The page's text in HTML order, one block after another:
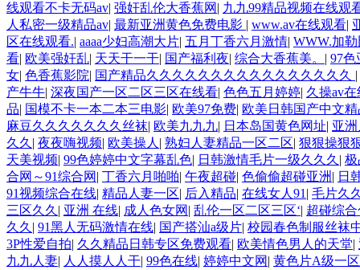
在线观看 黄片一级欧美AAA特黄一级欧美久久 在线免费AV
臀 亚洲精品国偷拍自产在线观看 国产伦一区二区三区免费Ai
网 欧美韩国日本色综合久久久久蜜月 婷婷激情五月天麻豆
说 国精品无码一区二区三区左线 中文字幕无码不卡一区二区
区二 欧美黄片第二区 91麻豆VA国产 国产精品乱码一区二区
综合激情中文字幕 99久久久无码国产精品秋霞网 黄色美女日
欧美二区三页 国产成人自拍欧美在线 国产黄色免费 日韩黄
国产精品视频 日本乱伦视频第十页 日本黄色精品视频 婷婷
说电影综合区 99精品黄片 无码欧美毛片一区二区三 91超级
www.99.com黄色片 欧美黄片精品一区二区三区 国产三级片
婷婷七七久久激情五月天四色播 超碰caoporn91精品 国产婷
二区 国产乱伦日韩免费欧美 97激情人妻小说 大香蕉日韩区
生活电影 精品久久国产亚洲av麻豆 五月天婷婷欧美成人 国
妻 国产精品夜色一区二区三区 欧美午夜激情视频网 91在线
级网网 国产黄色观看 91爽人人爽人人插人人爽 欧美日韩性
无码日韩逼紧 亚洲精品欧美二区三区中文字幕 蜜臀AV在线
线观看不卡无码av| 强奸乱伦大香蕉网 | 九九99精品视频在线观
人私密一级精品av| 最新亚洲黄色免费电影 | www.av在线观看|
区在线观看.| aaaa少妇高潮大片| 五月丁香六月激情| WWW.加
看| 欧美强奸乱| 天天干一干| 国产福利夜| 综合大香蕉美。 | 97色
女| 色香蕉影院| 国产精品久久久久久久久久久久久久久久久久 |
产牛牛| 深夜国产一区二区三区在线看| 色色五月婷婷| 久操av在
品| 国模不卡一本二本三电影| 欧美97免费| 欧美日韩国产中文
麻豆久久久久久久久丝袜| 欧美九九九| 日本岛国黄色网址| 亚
久久 | 夜夜嗨视频| 欧美操人 | 熟妇人妻精品一区二区| 狠狠操狠
天美视频| 99色婷婷中文字幕乱色| 日韩激情毛片一级久久久 | 极
合网～91综合网 | 丁香六月啪啪| 午夜超碰| 色偷偷超碰亚洲 | 日
91视频综合在线| 精品人妻一区| 后入精品| 在线女人91 | 毛片久
三区久久 | 亚洲 在线| 成人色女网 | 乱伦一区二区三区‘| 超碰综合
久久 | 91黑人无码激情在线| 国产搭汕a级片| 校园春色制服丝袜
3P性爱自拍| 久久精品日韩专区免费观看| 欧美情色男人的天堂|
九九人妻| 人人摸人人干| 99色在线| 婷婷中文网 | 黄色片A级一